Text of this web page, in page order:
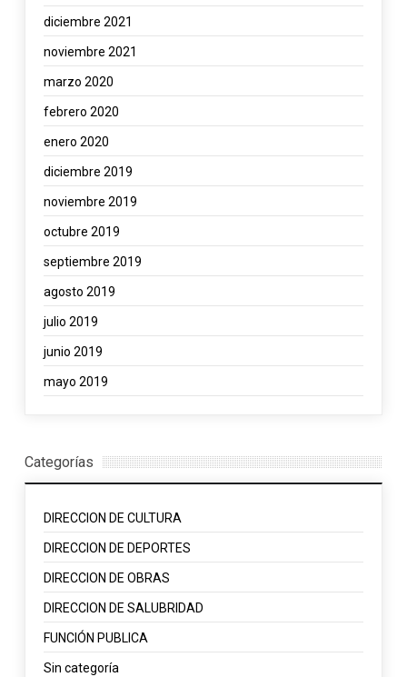
diciembre 2021
noviembre 2021
marzo 2020
febrero 2020
enero 2020
diciembre 2019
noviembre 2019
octubre 2019
septiembre 2019
agosto 2019
julio 2019
junio 2019
mayo 2019
Categorías
DIRECCION DE CULTURA
DIRECCION DE DEPORTES
DIRECCION DE OBRAS
DIRECCION DE SALUBRIDAD
FUNCIÓN PUBLICA
Sin categoría